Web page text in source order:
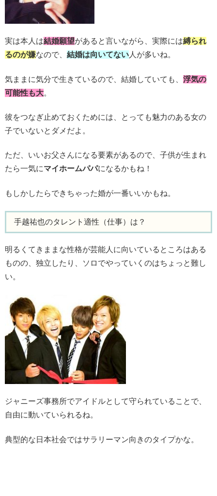
実は本人は結婚願望があると言いながら、実際には縛られ
るのが嫌なので、 結婚は向いてない 人が多いね。
気ままに気分で生きているので、結婚していても、 浮気の
可能性も大。
彼をつなぎ止めておくためには、とっても魅力のある女の
子でいないとダメだよ。
ただ、いいお父さんになる要素があるので、子供が生まれ
たら一気にマイホームパパになるかもね！
もしかしたらできちゃった婚が一番いいかもね。
手越祐也のタレント適性（仕事）は？
明るくてきままな性格が芸能人に向いているところはある
ものの、独立したり、ソロでやっていくのはちょっと難し
い。
ジャニーズ事務所でアイドルとして守られていることで、
自由に動いていられるね。
典型的な日本社会ではサラリーマン向きのタイプかな。